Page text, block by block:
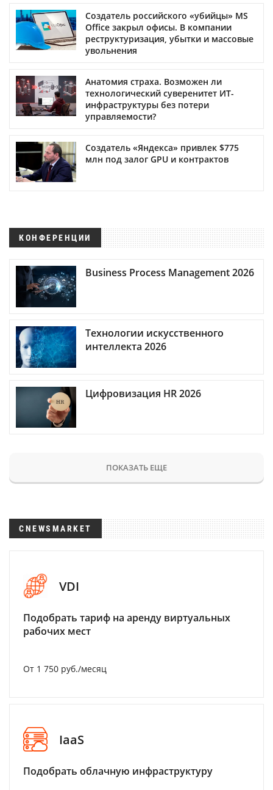
Создатель российского «убийцы» MS
Office закрыл офисы. В компании
реструктуризация, убытки и массовые
увольнения
Анатомия страха. Возможен ли
технологический суверенитет ИТ-
инфраструктуры без потери
управляемости?
Создатель «Яндекса» привлек $775
млн под залог GPU и контрактов
КОНФЕРЕНЦИИ
Business Process Management 2026
Технологии искусственного
интеллекта 2026
Цифровизация HR 2026
ПОКАЗАТЬ ЕЩЕ
CNEWSMARKET
VDI
Подобрать тариф на аренду виртуальных
рабочих мест
От 1 750 руб./месяц
IaaS
Подобрать облачную инфраструктуру